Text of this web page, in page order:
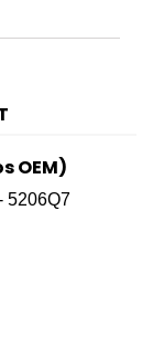
OEM)
5206Q7